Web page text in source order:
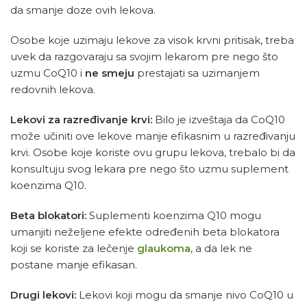
da smanje doze ovih lekova.
Osobe koje uzimaju lekove za visok krvni pritisak, treba
uvek da razgovaraju sa svojim lekarom pre nego što
uzmu CoQ10 i ne smeju prestajati sa uzimanjem
redovnih lekova.
Lekovi za razređivanje krvi: Bilo je izveštaja da CoQ10
može učiniti ove lekove manje efikasnim u razređivanju
krvi. Osobe koje koriste ovu grupu lekova, trebalo bi da
konsultuju svog lekara pre nego što uzmu suplement
koenzima Q10.
Beta blokatori: Suplementi koenzima Q10 mogu
umanjiti neželjene efekte određenih beta blokatora
koji se koriste za lečenje glaukoma, a da lek ne
postane manje efikasan.
Drugi lekovi: Lekovi koji mogu da smanje nivo CoQ10 u